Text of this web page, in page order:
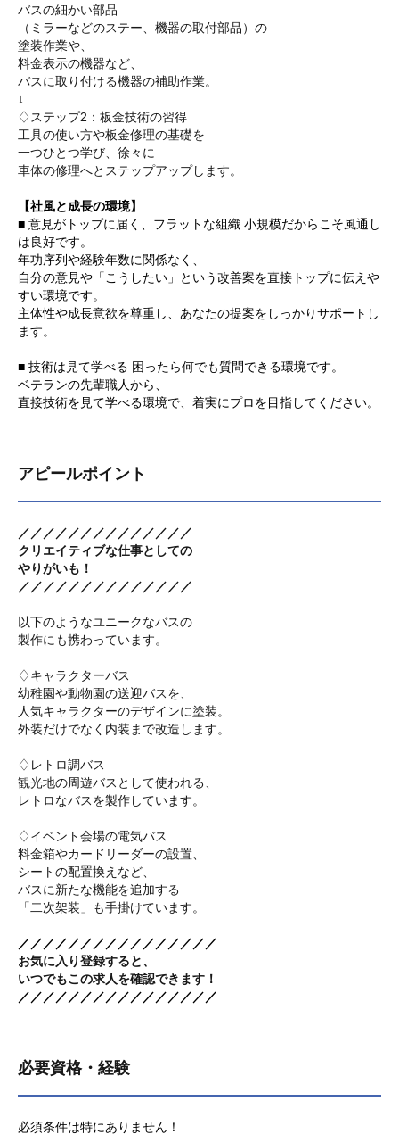
バスの細かい部品
（ミラーなどのステー、機器の取付部品）の
塗装作業や、
料金表示の機器など、
バスに取り付ける機器の補助作業。
↓
♢ステップ2：板金技術の習得
工具の使い方や板金修理の基礎を
一つひとつ学び、徐々に
車体の修理へとステップアップします。
【社風と成長の環境】
■ 意見がトップに届く、フラットな組織 小規模だからこそ風通し
は良好です。
年功序列や経験年数に関係なく、
自分の意見や「こうしたい」という改善案を直接トップに伝えや
すい環境です。
主体性や成長意欲を尊重し、あなたの提案をしっかりサポートし
ます。
■ 技術は見て学べる 困ったら何でも質問できる環境です。
ベテランの先輩職人から、
直接技術を見て学べる環境で、着実にプロを目指してください。
アピールポイント
／／／／／／／／／／／／／／
クリエイティブな仕事としての
やりがいも！
／／／／／／／／／／／／／／
以下のようなユニークなバスの
製作にも携わっています。
♢キャラクターバス
幼稚園や動物園の送迎バスを、
人気キャラクターのデザインに塗装。
外装だけでなく内装まで改造します。
♢レトロ調バス
観光地の周遊バスとして使われる、
レトロなバスを製作しています。
♢イベント会場の電気バス
料金箱やカードリーダーの設置、
シートの配置換えなど、
バスに新たな機能を追加する
「二次架装」も手掛けています。
／／／／／／／／／／／／／／／／
お気に入り登録すると、
いつでもこの求人を確認できます！
／／／／／／／／／／／／／／／／
必要資格・経験
必須条件は特にありません！